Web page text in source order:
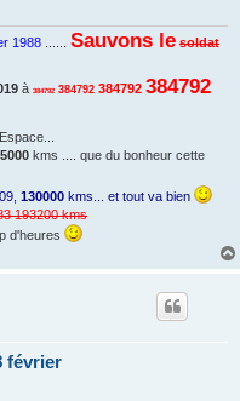
1988 ...... Sauvons le soldat
à 384792 384792 384792 384792
kms .... que du bonheur cette
130000 kms... et tout va bien
193200 kms
d'heures
février